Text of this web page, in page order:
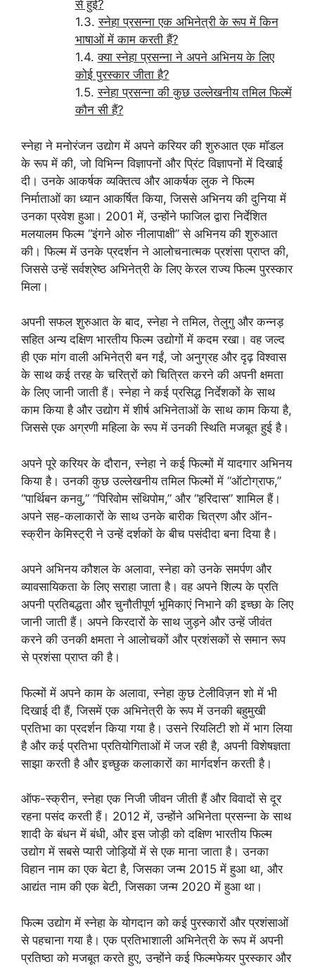
से हुई?
स्नेहा प्रसन्ना एक अभिनेत्री के रूप में किन
भाषाओं में काम करती हैं?
क्या स्नेहा प्रसन्ना ने अपने अभिनय के लिए
कोई पुरस्कार जीता है?
स्नेहा प्रसन्ना की कुछ उल्लेखनीय तमिल फिल्में
कौन सी हैं?
स्नेहा ने मनोरंजन उद्योग में अपने करियर की शुरुआत एक मॉडल
के रूप में की, जो विभिन्न विज्ञापनों और प्रिंट विज्ञापनों में दिखाई
दी। उनके आकर्षक व्यक्तित्व और आकर्षक लुक ने फिल्म
निर्माताओं का ध्यान आकर्षित किया, जिससे अभिनय की दुनिया में
उनका प्रवेश हुआ। 2001 में, उन्होंने फाजिल द्वारा निर्देशित
मलयालम फिल्म “इंगने ओरु नीलापाक्षी” से अभिनय की शुरुआत
की। फिल्म में उनके प्रदर्शन ने आलोचनात्मक प्रशंसा प्राप्त की,
जिससे उन्हें सर्वश्रेष्ठ अभिनेत्री के लिए केरल राज्य फिल्म पुरस्कार
मिला।
अपनी सफल शुरुआत के बाद, स्नेहा ने तमिल, तेलुगु और कन्नड़
सहित अन्य दक्षिण भारतीय फिल्म उद्योगों में कदम रखा। वह जल्द
ही एक मांग वाली अभिनेत्री बन गईं, जो अनुग्रह और दृढ़ विश्वास
के साथ कई तरह के चरित्रों को चित्रित करने की अपनी क्षमता
के लिए जानी जाती हैं। स्नेहा ने कई प्रसिद्ध निर्देशकों के साथ
काम किया है और उद्योग में शीर्ष अभिनेताओं के साथ काम किया है,
जिससे एक अग्रणी महिला के रूप में उनकी स्थिति मजबूत हुई है।
अपने पूरे करियर के दौरान, स्नेहा ने कई फिल्मों में यादगार अभिनय
किया है। उनकी कुछ उल्लेखनीय तमिल फिल्मों में “ऑटोग्राफ,”
“पार्थिबन कनवु,” “पिरिवोम संथिपोम,” और “हरिदास” शामिल हैं।
अपने सह-कलाकारों के साथ उनके बारीक चित्रण और ऑन-
स्क्रीन केमिस्ट्री ने उन्हें दर्शकों के बीच पसंदीदा बना दिया है।
अपने अभिनय कौशल के अलावा, स्नेहा को उनके समर्पण और
व्यावसायिकता के लिए सराहा जाता है। वह अपने शिल्प के प्रति
अपनी प्रतिबद्धता और चुनौतीपूर्ण भूमिकाएं निभाने की इच्छा के लिए
जानी जाती हैं। अपने किरदारों के साथ जुड़ने और उन्हें जीवंत
करने की उनकी क्षमता ने आलोचकों और प्रशंसकों से समान रूप
से प्रशंसा प्राप्त की है।
फिल्मों में अपने काम के अलावा, स्नेहा कुछ टेलीविज़न शो में भी
दिखाई दी हैं, जिसमें एक अभिनेत्री के रूप में उनकी बहुमुखी
प्रतिभा का प्रदर्शन किया गया है। उसने रियलिटी शो में भाग लिया
है और कई प्रतिभा प्रतियोगिताओं में जज रही है, अपनी विशेषज्ञता
साझा करती है और इच्छुक कलाकारों का मार्गदर्शन करती है।
ऑफ-स्क्रीन, स्नेहा एक निजी जीवन जीती हैं और विवादों से दूर
रहना पसंद करती हैं। 2012 में, उन्होंने अभिनेता प्रसन्ना के साथ
शादी के बंधन में बंधी, और इस जोड़ी को दक्षिण भारतीय फिल्म
उद्योग में सबसे प्यारी जोड़ियों में से एक माना जाता है। उनका
विहान नाम का एक बेटा है, जिसका जन्म 2015 में हुआ था, और
आद्यंत नाम की एक बेटी, जिसका जन्म 2020 में हुआ था।
फिल्म उद्योग में स्नेहा के योगदान को कई पुरस्कारों और प्रशंसाओं
से पहचाना गया है। एक प्रतिभाशाली अभिनेत्री के रूप में अपनी
प्रतिष्ठा को मजबूत करते हुए, उन्होंने कई फिल्मफेयर पुरस्कार और